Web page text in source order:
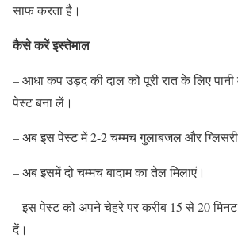
साफ करता है।
कैसे करें इस्तेमाल
– आधा कप उड़द की दाल को पूरी रात के लिए
पेस्ट बना लें।
– अब इस पेस्ट में 2-2 चम्मच गुलाबजल और
– अब इसमें दो चम्मच बादाम का तेल मिलाएं।
– इस पेस्ट को अपने चेहरे पर करीब 15 से 20
दें।